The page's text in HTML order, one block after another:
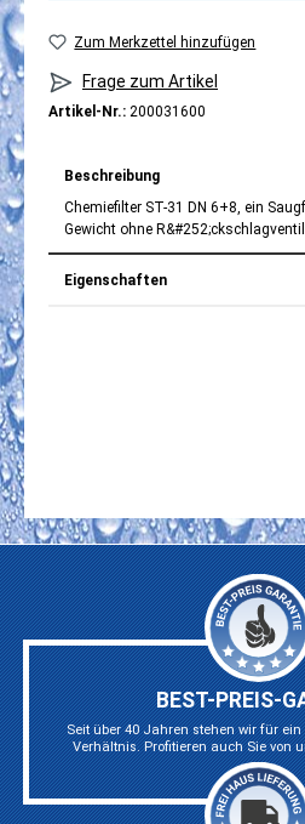
Zum Merkzettel hinzufügen
Frage zum Artikel
Artikel-Nr.: 200031600
Beschreibung
Chemiefilter ST-31 DN 6+8, ein
Gewicht ohne
Eigenschaften
BEST-PREIS-
Seit über 40 Jahren stehen wir für
Verhältnis. Profitieren auch Sie von